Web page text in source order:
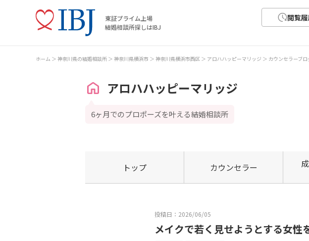
東証プライム上場
結婚相談所探しはIBJ
閲覧
ホーム 神奈川県の結婚相談所 神奈川県横浜市 神奈川県横浜市西区 アロハハッピーマリッジ カウンセラーブ
アロハハッピーマリッジ
6ヶ月でのプロポーズを叶える結婚相談所
トップ カウンセラー
投稿日：2026/06/05
メイクで若く見せようとする女性